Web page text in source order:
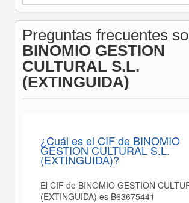
Preguntas frecuentes
BINOMIO GESTION
CULTURAL S.L.
(EXTINGUIDA)
¿Cuál es el CIF de BINOMIO
GESTION CULTURAL S.L.
(EXTINGUIDA)?
El CIF de BINOMIO GESTION
(EXTINGUIDA) es B63675441